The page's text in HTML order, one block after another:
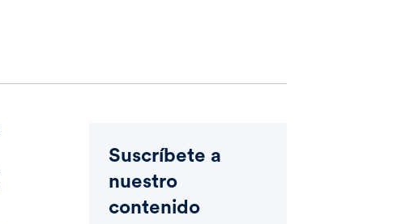
Suscríbete a
nuestro
contenido